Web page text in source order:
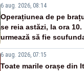
6 aug. 2026, 08:14
Operațiunea de pe
se reia astăzi, la ora
urmează să fie
6 aug. 2026, 07:15
Toate marile orașe din